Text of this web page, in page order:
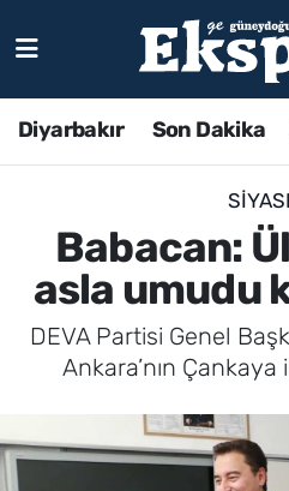
Diyarbakır Son Dakika
Babacan:
asla umudu
DEVA Partisi Genel
Ankara’nın